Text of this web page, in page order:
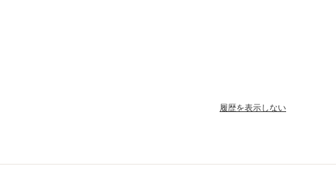
履歴を表示しない